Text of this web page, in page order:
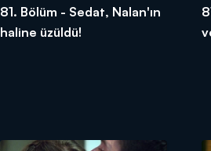
81. Bölüm - Sedat, Nalan'ın
haline üzüldü!